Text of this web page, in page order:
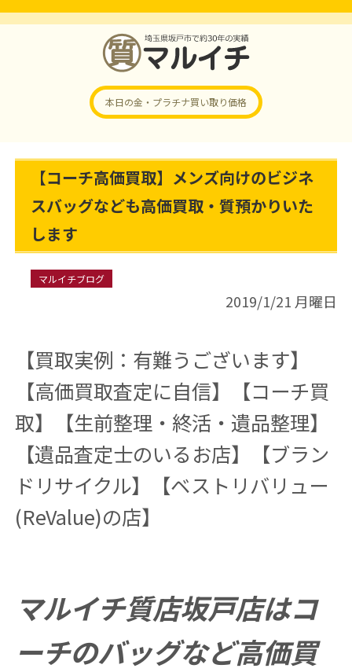
本日の金・プラチナ買い取り価格
【コーチ高価買取】メンズ向けのビジネ
スバッグなども高価買取・質預かりいた
します
マルイチブログ
2019/1/21 月曜日
【買取実例：有難うございます】
【高価買取査定に自信】【コーチ買
取】【生前整理・終活・遺品整理】
【遺品査定士のいるお店】【ブラン
ドリサイクル】【ベストリバリュー
(ReValue)の店】
マルイチ質店坂戸店はコ
ーチのバッグなど高価買